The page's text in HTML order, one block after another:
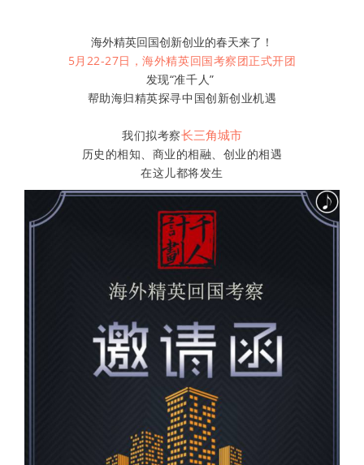
海外精英回国创新创业的春天来了！
5月22-27日，海外精英回国考察团正式开团
发现“准千人”
帮助海归精英探寻中国创新创业机遇
我们拟考察长三角城市
历史的相知、商业的相融、创业的相遇
在这儿都将发生